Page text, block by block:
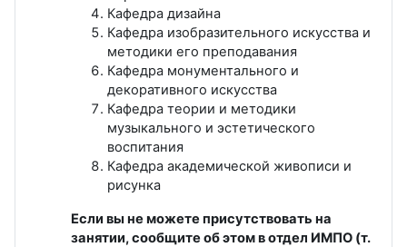
Кафедра дизайна
Кафедра изобразительного искусства и
методики его преподавания
Кафедра монументального и
декоративного искусства
Кафедра теории и методики
музыкального и эстетического
воспитания
Кафедра академической живописи и
рисунка
Если вы не можете присутствовать на
занятии, сообщите об этом в отдел ИМПО (т.